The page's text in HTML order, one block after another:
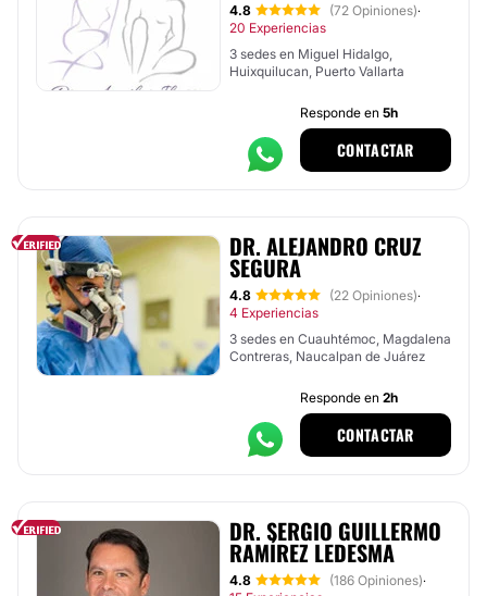
4.8 (72 Opiniones)·
20 Experiencias
3 sedes en Miguel Hidalgo,
Huixquilucan, Puerto Vallarta
Responde en 5h
CONTACTAR
DR. ALEJANDRO CRUZ
SEGURA
4.8 (22 Opiniones)·
4 Experiencias
3 sedes en Cuauhtémoc, Magdalena
Contreras, Naucalpan de Juárez
Responde en 2h
CONTACTAR
DR. SERGIO GUILLERMO
RAMÍREZ LEDESMA
4.8 (186 Opiniones)·